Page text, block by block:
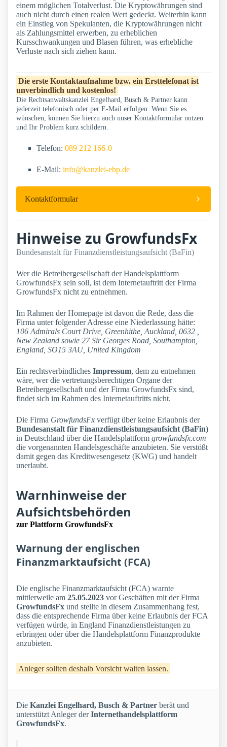
einem möglichen Totalverlust. Die Kryptowährungen sind
auch nicht durch einen realen Wert gedeckt. Weiterhin kann
ein Einstieg von Spekulanten, die Kryptowährungen nicht
als Zahlungsmittel erwerben, zu erheblichen
Kursschwankungen und Blasen führen, was erhebliche
Verluste nach sich ziehen kann.
Die erste Kontaktaufnahme bzw. ein Ersttelefonat ist
unverbindlich und kostenlos!
Die Rechtsanwaltskanzlei Engelhard, Busch & Partner kann
jederzeit telefonisch oder per E-Mail erfolgen. Wenn Sie es
wünschen, können Sie hierzu auch unser Kontaktformular nutzen
und Ihr Problem kurz schildern.
Telefon: 089 212 166-0
E-Mail: info@kanzlei-ebp.de
Kontaktformular
Hinweise zu GrowfundsFx
Bundesanstalt für Finanzdienstleistungsaufsicht (BaFin)
Wer die Betreibergesellschaft der Handelsplattform
GrowfundsFx sein soll, ist dem Internetauftritt der Firma
GrowfundsFx nicht zu entnehmen.
Im Rahmen der Homepage ist davon die Rede, dass die
Firma unter folgender Adresse eine Niederlassung hätte:
106 Admirals Court Drive, Greenhithe, Auckland, 0632 ,
New Zealand sowie 27 Sir Georges Road, Southampton,
England, SO15 3AU, United Kingdom
Ein rechtsverbindliches Impressum, dem zu entnehmen
wäre, wer die vertretungsberechtigen Organe der
Betreibergesellschaft und der Firma GrowfundsFx sind,
findet sich im Rahmen des Internetauftritts nicht.
Die Firma GrowfundsFx verfügt über keine Erlaubnis der
Bundesanstalt für Finanzdienstleistungsaufsicht (BaFin)
in Deutschland über die Handelsplattform growfundsfx.com
die vorgenannten Handelsgeschäfte anzubieten. Sie verstößt
damit gegen das Kreditwesengesetz (KWG) und handelt
unerlaubt.
Warnhinweise der
Aufsichtsbehörden
zur Plattform GrowfundsFx
Warnung der englischen
Finanzmarktaufsicht (FCA)
Die englische Finanzmarktaufsicht (FCA) warnte
mittlerweile am 25.05.2023 vor Geschäften mit der Firma
GrowfundsFx und stellte in diesem Zusammenhang fest,
dass die entsprechende Firma über keine Erlaubnis der FCA
verfügen würde, in England Finanzdienstleistungen zu
erbringen oder über die Handelsplattform Finanzprodukte
anzubieten.
Anleger sollten deshalb Vorsicht walten lassen.
Die Kanzlei Engelhard, Busch & Partner berät und
unterstützt Anleger derInternethandelsplattform
GrowfundsFx.